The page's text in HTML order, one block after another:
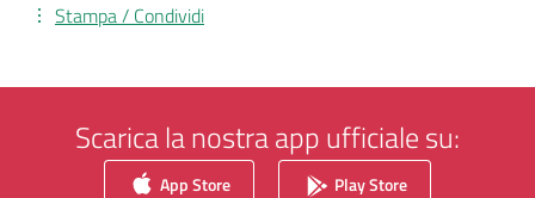
Stampa / Condividi
Scarica la nostra app ufficiale su:
App Store Play Store